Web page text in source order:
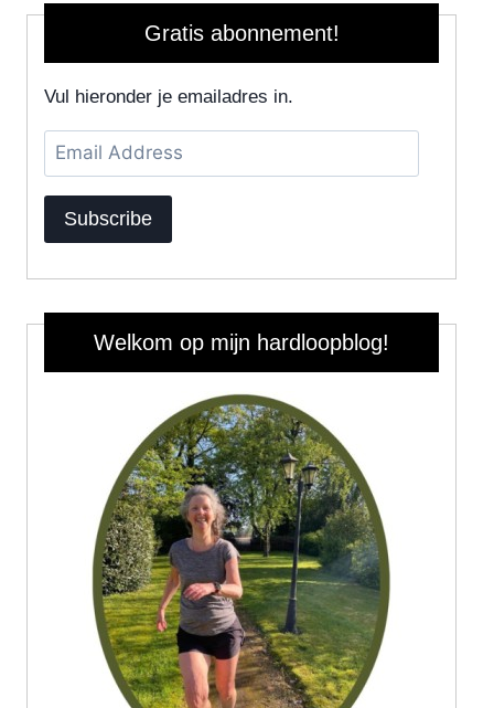
Gratis abonnement!
Vul hieronder je emailadres in.
Email
Address
Subscribe
Welkom op mijn hardloopblog!